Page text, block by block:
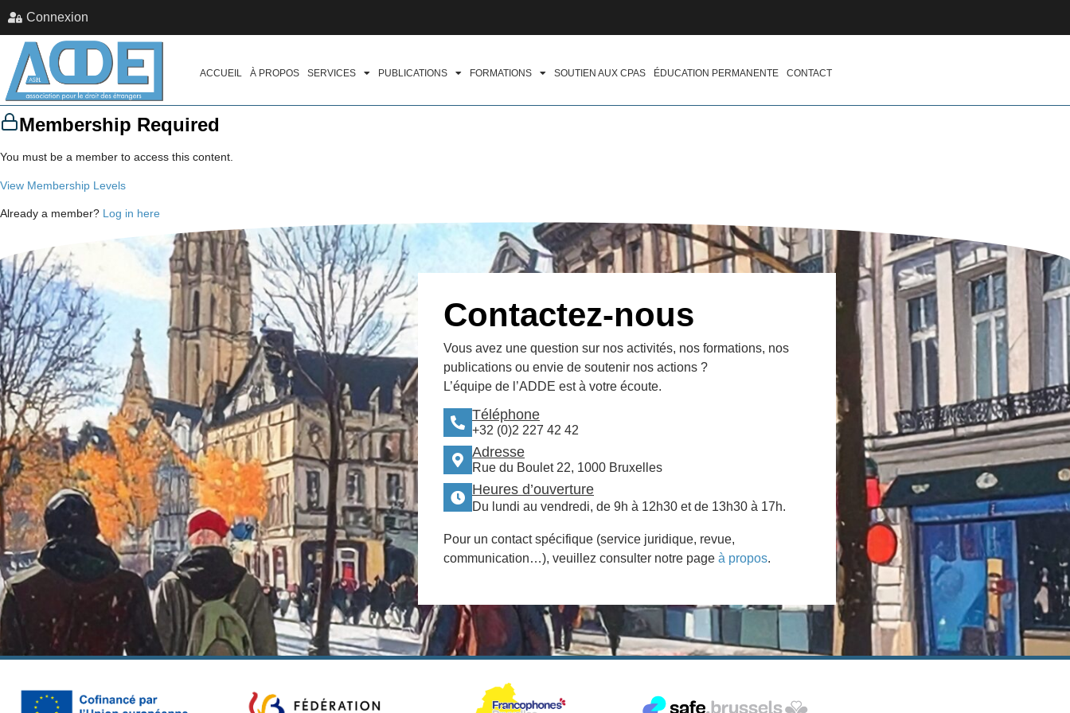
Connexion
ACCUEIL À PROPOS SERVICES PUBLICATIONS FORMATIONS SOUTIEN AUX CPAS ÉDUCATION PERMANENTE CONTACT
Membership Required
You must be a member to access this content.
View Membership Levels
Already a member? Log in here
Contactez-nous
Vous avez une question sur nos activités, nos formations, nos
publications ou envie de soutenir nos actions ?
L’équipe de l’ADDE est à votre écoute.
Téléphone
+32 (0)2 227 42 42
Adresse
Rue du Boulet 22, 1000 Bruxelles
Heures d’ouverture
Du lundi au vendredi, de 9h à 12h30 et de 13h30 à 17h.
Pour un contact spécifique (service juridique, revue,
communication…), veuillez consulter notre page à propos.